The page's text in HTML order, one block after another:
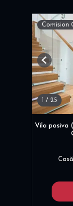
Comision
1 / 25
Previous
Vila pasiva